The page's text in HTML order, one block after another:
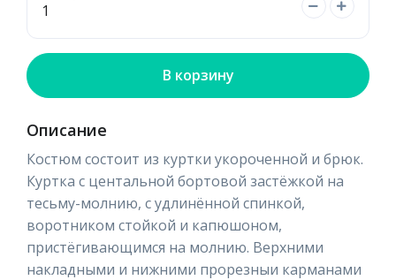
В корзину
Описание
Костюм состоит из куртки укороченной и брюк.
Куртка с центальной бортовой застёжкой на
тесьму-молнию, с удлинённой спинкой,
воротником стойкой и капюшоном,
пристёгивающимся на молнию. Верхними
накладными и нижними прорезныи карманами